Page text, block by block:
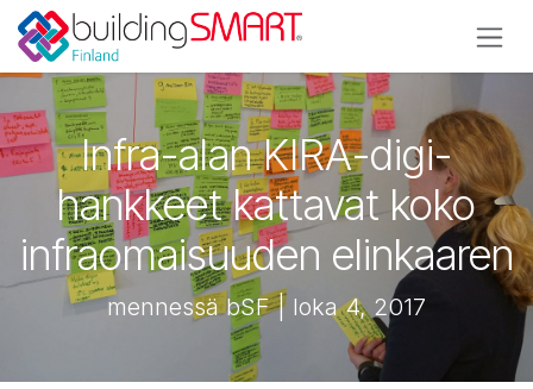
Siirry sisältöön
Infra-alan KIRA-digi-
hankkeet kattavat koko
infraomaisuuden elinkaaren
mennessä bSF | loka 4, 2017